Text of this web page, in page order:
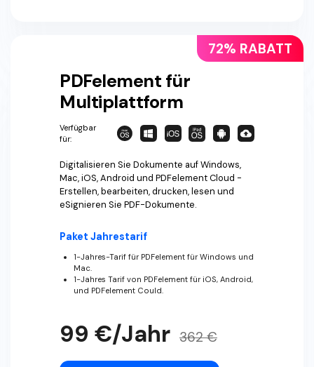
72% RABATT
PDFelement für
Multiplattform
Verfügbar
für:
Digitalisieren Sie Dokumente auf Windows,
Mac, iOS, Android und PDFelement Cloud -
Erstellen, bearbeiten, drucken, lesen und
eSignieren Sie PDF-Dokumente.
Paket Jahrestarif
1-Jahres-Tarif für PDFelement für Windows und
Mac.
1-Jahres Tarif von PDFelement für iOS, Android,
und PDFelement Could.
99 €/Jahr 362 €